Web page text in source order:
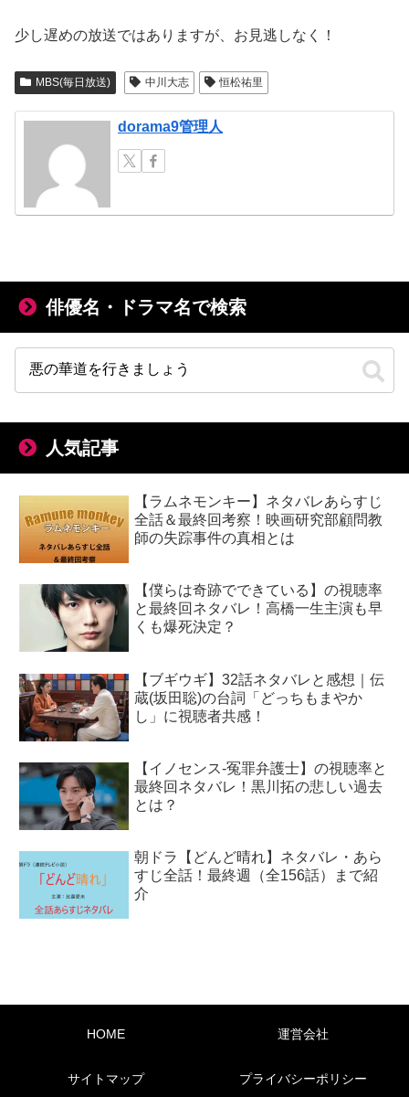
少し遅めの放送ではありますが、お見逃しなく！
MBS(毎日放送) 中川大志 恒松祐里
dorama9管理人
俳優名・ドラマ名で検索
人気記事
【ラムネモンキー】ネタバレあらすじ
全話＆最終回考察！映画研究部顧問教
師の失踪事件の真相とは
【僕らは奇跡でできている】の視聴率
と最終回ネタバレ！高橋一生主演も早
くも爆死決定？
【ブギウギ】32話ネタバレと感想｜伝
蔵(坂田聡)の台詞「どっちもまやか
し」に視聴者共感！
【イノセンス-冤罪弁護士】の視聴率と
最終回ネタバレ！黒川拓の悲しい過去
とは？
朝ドラ【どんど晴れ】ネタバレ・あら
すじ全話！最終週（全156話）まで紹
介
HOME 運営会社
サイトマップ プライバシーポリシー